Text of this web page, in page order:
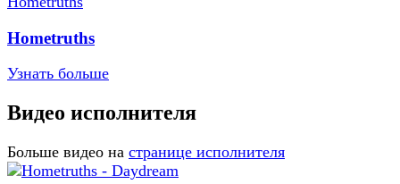
Hometruths
Узнать больше
Видео исполнителя
Больше видео на странице исполнителя